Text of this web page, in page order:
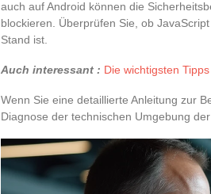
auch auf Android können die
blockieren. Überprüfen Sie, ob
Stand ist.
Auch interessant : Die wichtigsten
Wenn Sie eine detaillierte Anleitung zur
Diagnose der technischen Umgebung